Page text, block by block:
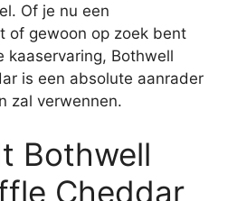
Of je nu een
of gewoon op zoek bent
kaaservaring, Bothwell
is een absolute aanrader
zal verwennen.
Bothwell
Cheddar